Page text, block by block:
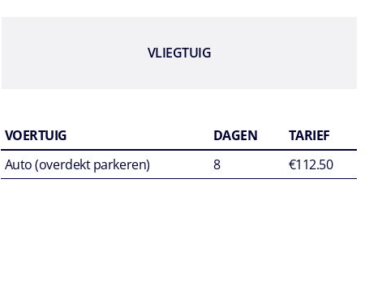
VLIEGTUIG
VOERTUIG DAGEN
TARIEF
Auto (overdekt parkeren)
8 €112.50